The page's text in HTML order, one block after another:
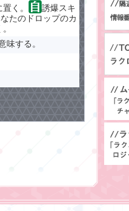
く。
誘爆スキ
たのドロップのカ
味する。